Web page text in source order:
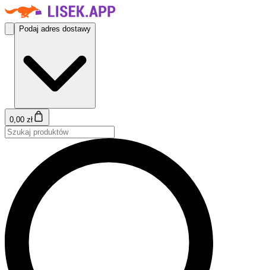
Podaj adres dostawy
0,00 zł